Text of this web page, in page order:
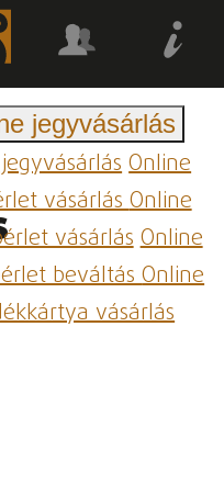
jegyvásárlás
Online
vásárlásOnline
vásárlásOnline
beváltásOnline
vásárlás